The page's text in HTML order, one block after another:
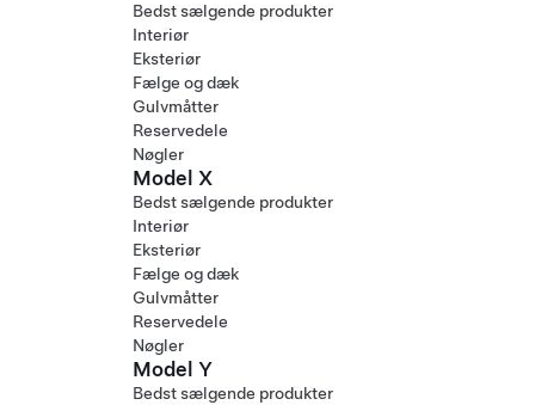
Bedst sælgende produkter
Interiør
Eksteriør
Fælge og dæk
Gulvmåtter
Reservedele
Nøgler
Model X
Bedst sælgende produkter
Interiør
Eksteriør
Fælge og dæk
Gulvmåtter
Reservedele
Nøgler
Model Y
Bedst sælgende produkter